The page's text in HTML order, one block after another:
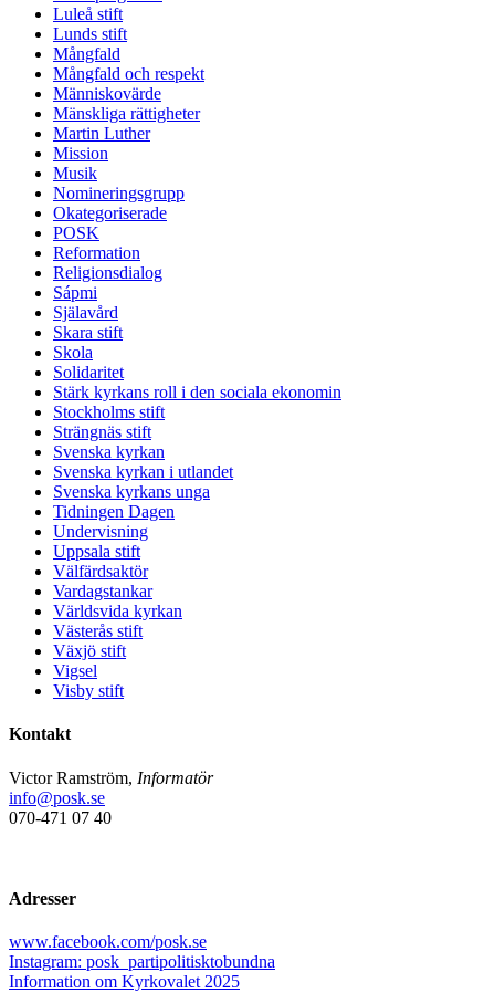
Luleå stift
Lunds stift
Mångfald
Mångfald och respekt
Människovärde
Mänskliga rättigheter
Martin Luther
Mission
Musik
Nomineringsgrupp
Okategoriserade
POSK
Reformation
Religionsdialog
Sápmi
Själavård
Skara stift
Skola
Solidaritet
Stärk kyrkans roll i den sociala ekonomin
Stockholms stift
Strängnäs stift
Svenska kyrkan
Svenska kyrkan i utlandet
Svenska kyrkans unga
Tidningen Dagen
Undervisning
Uppsala stift
Välfärdsaktör
Vardagstankar
Världsvida kyrkan
Västerås stift
Växjö stift
Vigsel
Visby stift
Kontakt
Victor Ramström, Informatör
info@posk.se
070-471 07 40
Adresser
www.facebook.com/posk.se
Instagram: posk_partipolitisktobundna
Information om Kyrkovalet 2025